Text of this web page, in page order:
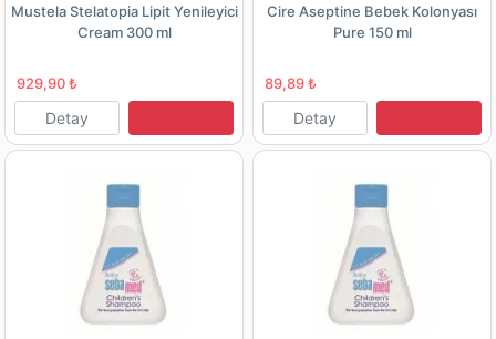
Mustela Stelatopia Lipit Yenileyici
Cream 300 ml
929,90 ₺
Detay
Cire Aseptine Bebek Kolonyası
Pure 150 ml
89,89 ₺
Detay